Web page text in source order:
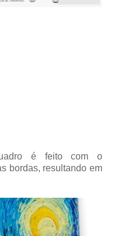
é feito com o
bordas, resultando em